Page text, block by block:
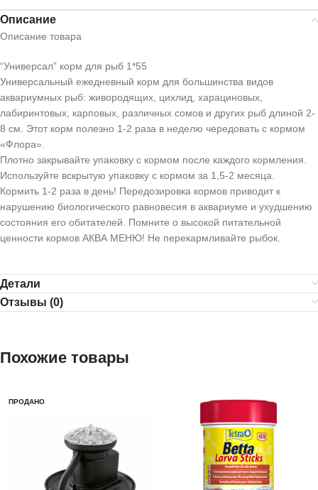
Описание
Описание товара
“Универсал” корм для рыб 1*55
Универсальный ежедневный корм для большинства видов
аквариумных рыб: живородящих, цихлид, харациновых,
лабиринтовых, карповых, различных сомов и других рыб длиной 2-
8 см. Этот корм полезно 1-2 раза в неделю чередовать с кормом
«Флора».
Плотно закрывайте упаковку с кормом после каждого кормления.
Используйте вскрытую упаковку с кормом за 1,5-2 месяца.
Кормить 1-2 раза в день! Передозировка кормов приводит к
нарушению биологического равновесия в аквариуме и ухудшению
состояния его обитателей. Помните о высокой питательной
ценности кормов АКВА МЕНЮ! Не перекармливайте рыбок.
Детали
Отзывы (0)
Похожие товары
ПРОДАНО